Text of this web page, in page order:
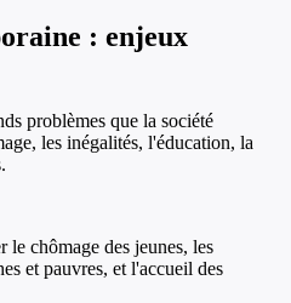
: enjeux
problèmes que la société
les inégalités, l'éducation, la
chômage des jeunes, les
et pauvres, et l'accueil des